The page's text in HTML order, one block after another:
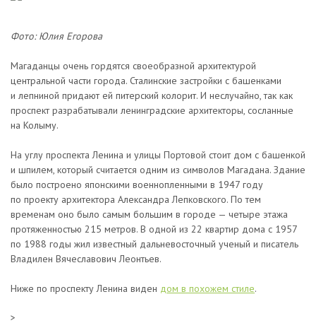
Фото: Юлия Егорова
Магаданцы очень гордятся своеобразной архитектурой
центральной части города. Сталинские застройки с башенками
и лепниной придают ей питерский колорит. И неслучайно, так как
проспект разрабатывали ленинградские архитекторы, сосланные
на Колыму.
На углу проспекта Ленина и улицы Портовой стоит дом с башенкой
и шпилем, который считается одним из символов Магадана. Здание
было построено японскими военнопленными в 1947 году
по проекту архитектора Александра Лепковского. По тем
временам оно было самым большим в городе — четыре этажа
протяженностью 215 метров. В одной из 22 квартир дома с 1957
по 1988 годы жил известный дальневосточный ученый и писатель
Владилен Вячеславович Леонтьев.
Ниже по проспекту Ленина виден дом в похожем стиле.
Магадан
>